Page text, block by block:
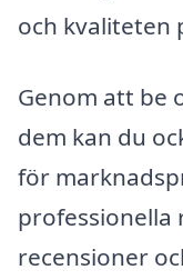
och kvaliteten
Genom att be
dem kan du
för
professionella
recensioner